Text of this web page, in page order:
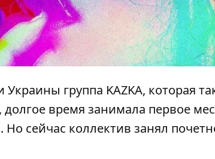
Украины группа KAZKA, которая
время занимала первое
сейчас коллектив занял